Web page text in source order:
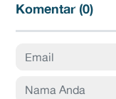
Komentar (0)